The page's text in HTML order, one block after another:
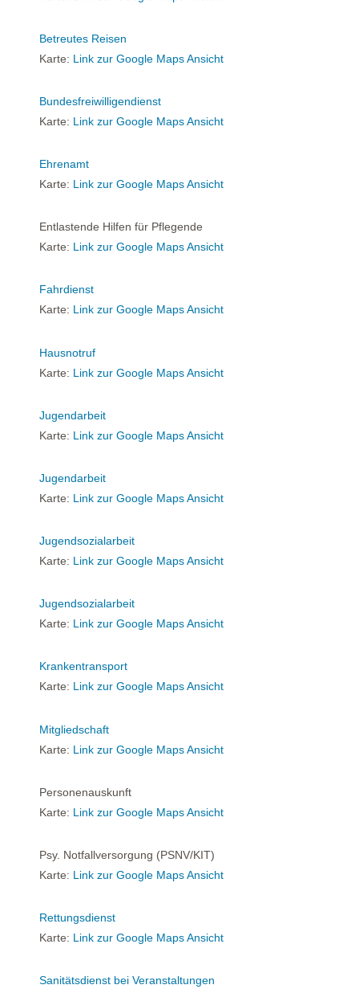
Betreutes Reisen
Karte: Link zur Google Maps Ansicht
Bundesfreiwilligendienst
Karte: Link zur Google Maps Ansicht
Ehrenamt
Karte: Link zur Google Maps Ansicht
Entlastende Hilfen für Pflegende
Karte: Link zur Google Maps Ansicht
Fahrdienst
Karte: Link zur Google Maps Ansicht
Hausnotruf
Karte: Link zur Google Maps Ansicht
Jugendarbeit
Karte: Link zur Google Maps Ansicht
Jugendarbeit
Karte: Link zur Google Maps Ansicht
Jugendsozialarbeit
Karte: Link zur Google Maps Ansicht
Jugendsozialarbeit
Karte: Link zur Google Maps Ansicht
Krankentransport
Karte: Link zur Google Maps Ansicht
Mitgliedschaft
Karte: Link zur Google Maps Ansicht
Personenauskunft
Karte: Link zur Google Maps Ansicht
Psy. Notfallversorgung (PSNV/KIT)
Karte: Link zur Google Maps Ansicht
Rettungsdienst
Karte: Link zur Google Maps Ansicht
Sanitätsdienst bei Veranstaltungen